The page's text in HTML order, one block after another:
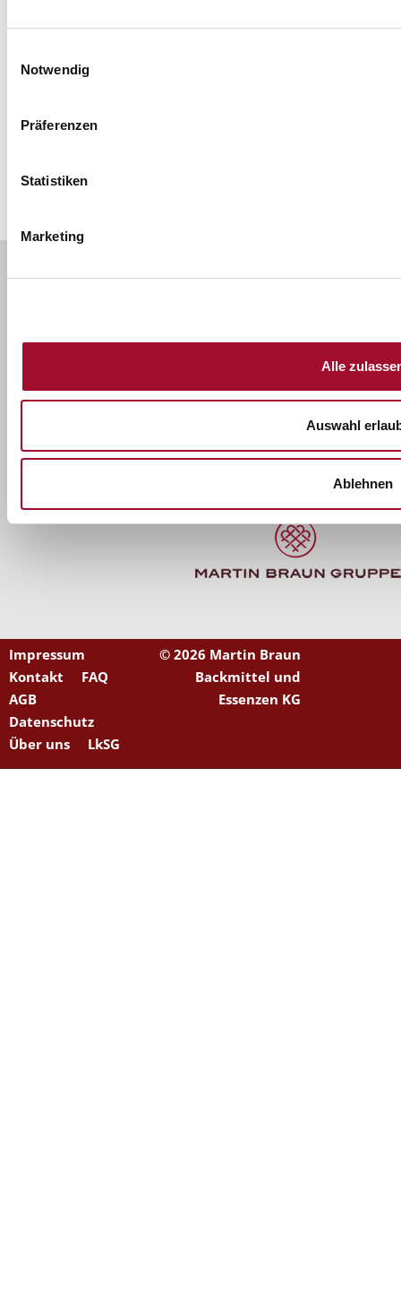
Notwendig
Präferenzen
Statistiken
Marketing
Alle
Auswahl
Ablehnen
Kontakt - Wir sind für Sie da!
Gerne setzen wir uns mit Ihnen in Verbindung.
KONTAKT
Impressum
Kontakt
FAQ
AGB
Datenschutz
Über uns
LkSG
© 2026 Martin Braun
Backmittel und
Essenzen KG